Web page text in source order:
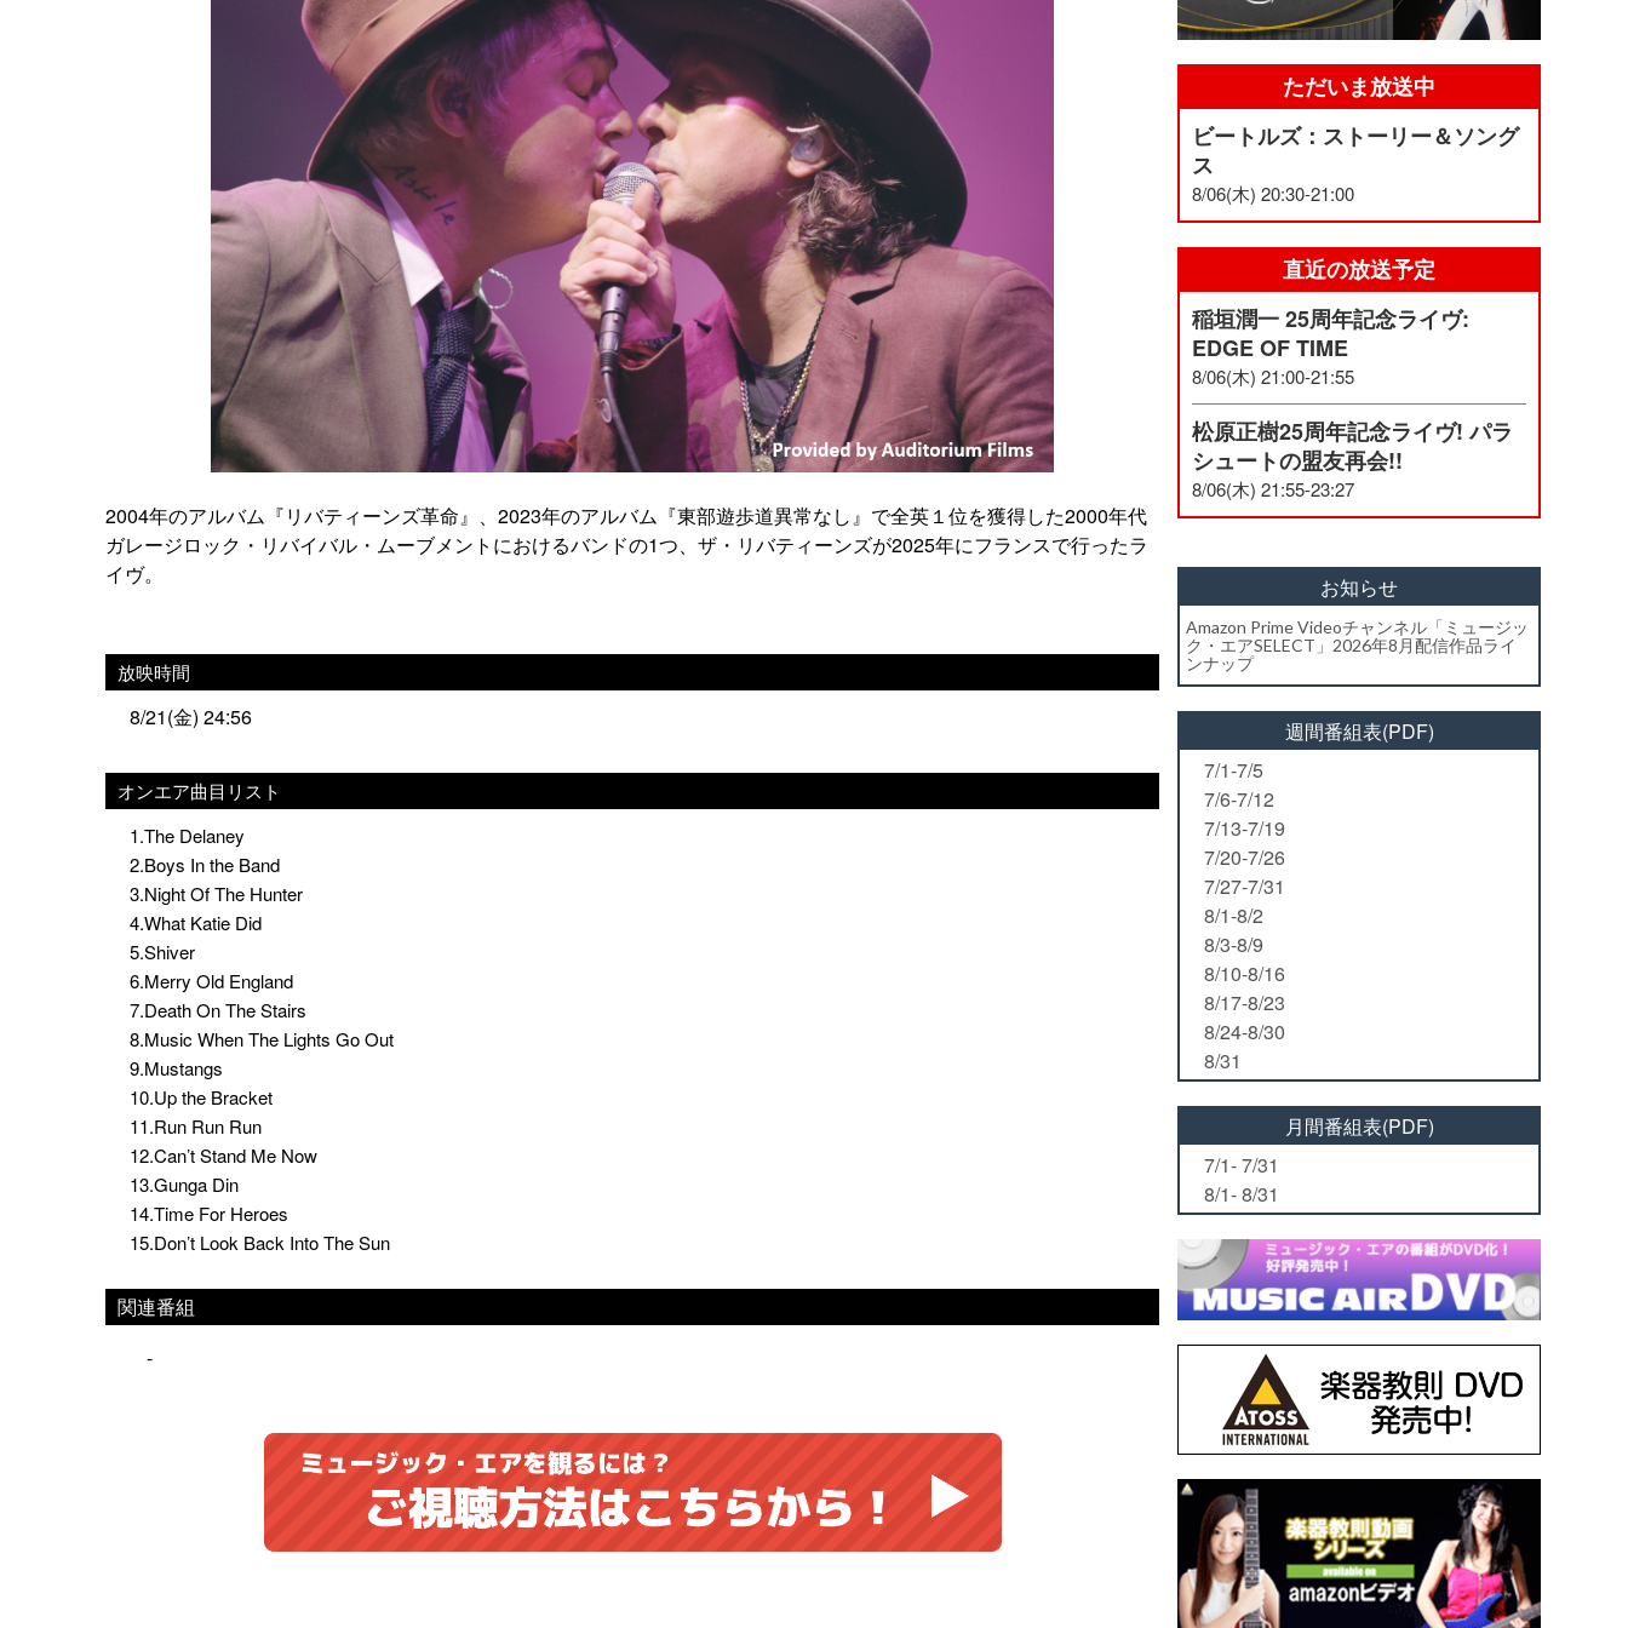
2004年のアルバム『リバティーンズ革命』、2023年のアルバム『東部遊歩道異常なし』で全英１位を獲得した2000年代
ガレージロック・リバイバル・ムーブメントにおけるバンドの1つ、ザ・リバティーンズが2025年にフランスで行ったラ
イヴ。
放映時間
8/21(金) 24:56
オンエア曲目リスト
1.The Delaney
2.Boys In the Band
3.Night Of The Hunter
4.What Katie Did
5.Shiver
6.Merry Old England
7.Death On The Stairs
8.Music When The Lights Go Out
9.Mustangs
10.Up the Bracket
11.Run Run Run
12.Can’t Stand Me Now
13.Gunga Din
14.Time For Heroes
15.Don’t Look Back Into The Sun
関連番組
-
ただいま放送中
ビートルズ：ストーリー＆ソング
ス
8/06(木) 20:30-21:00
直近の放送予定
稲垣潤一 25周年記念ライヴ:
EDGE OF TIME
8/06(木) 21:00-21:55
松原正樹25周年記念ライヴ! パラ
シュートの盟友再会!!
8/06(木) 21:55-23:27
お知らせ
Amazon Prime Videoチャンネル「ミュージッ
ク・エアSELECT」2026年8月配信作品ライ
ンナップ
週間番組表(PDF)
7/1-7/5
7/6-7/12
7/13-7/19
7/20-7/26
7/27-7/31
8/1-8/2
8/3-8/9
8/10-8/16
8/17-8/23
8/24-8/30
8/31
月間番組表(PDF)
7/1- 7/31
8/1- 8/31